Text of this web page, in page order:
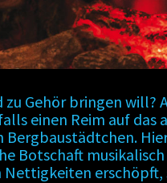
Gehör bringen
einen Reim auf
Botschaft